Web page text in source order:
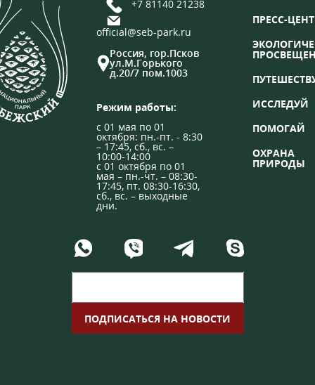
+7 81140 21238
official@seb-park.ru
Россия, гор.Псков
ул.М.Горького
д.20/7 пом.1003
Режим работы:
с 01 мая по 01
октября: пн.-пт. - 8:30
– 17:45, сб., вс. –
10:00-14:00
с 01 октября по 01
мая – пн.-чт. – 08:30-
17:45, пт. 08:30-16:30,
сб., вс. – выходные
дни.
ПРЕСС-
ИССЛЕДУЙ
ПОМОГАЙ
ОХРАНА
ПРИРОДЫ